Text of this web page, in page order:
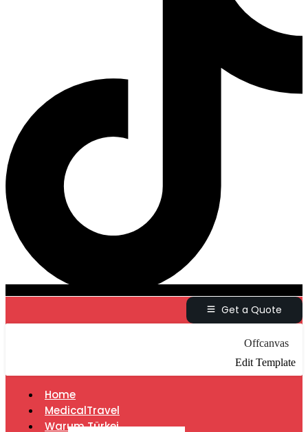
Get a Quote
Offcanvas
Edit Template
Home
MedicalTravel
Warum Türkei